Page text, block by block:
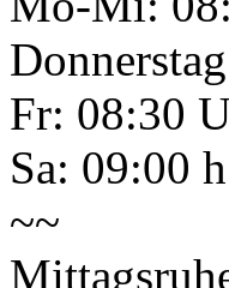
Fr: 08:30
Sa: 09:00
~~